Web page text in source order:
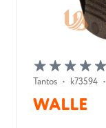
Tantos • k73594 •
WALLE